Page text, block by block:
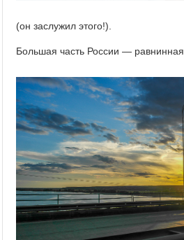
(он заслужил этого!).
Большая часть России — равнинная